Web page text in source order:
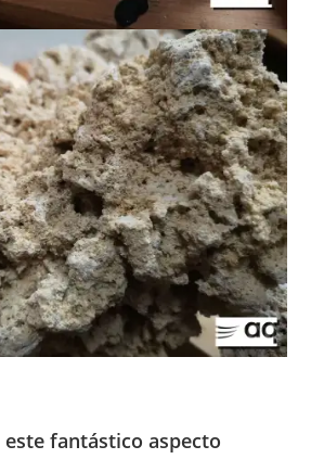
este fantástico aspecto